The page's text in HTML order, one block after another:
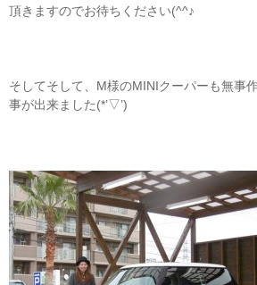
頂きますのでお待ちください(^^♪
そしてそして、M様のMINIクーパーも無事
事が出来ました(*’▽’)